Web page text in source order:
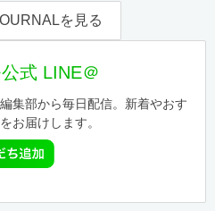
を見る
式 LINE＠
集部から毎日配信。新着やおす
お届けします。